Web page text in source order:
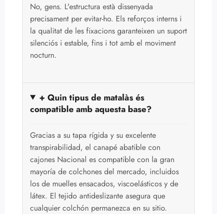
No, gens. L'estructura està dissenyada
precisament per evitar-ho. Els reforços interns i
la qualitat de les fixacions garanteixen un suport
silenciós i estable, fins i tot amb el moviment
nocturn.
+ Quin tipus de matalàs és
compatible amb aquesta base?
Gracias a su tapa rígida y su excelente
transpirabilidad, el canapé abatible con
cajones Nacional es compatible con la gran
mayoría de colchones del mercado, incluidos
los de muelles ensacados, viscoelásticos y de
látex. El tejido antideslizante asegura que
cualquier colchón permanezca en su sitio.